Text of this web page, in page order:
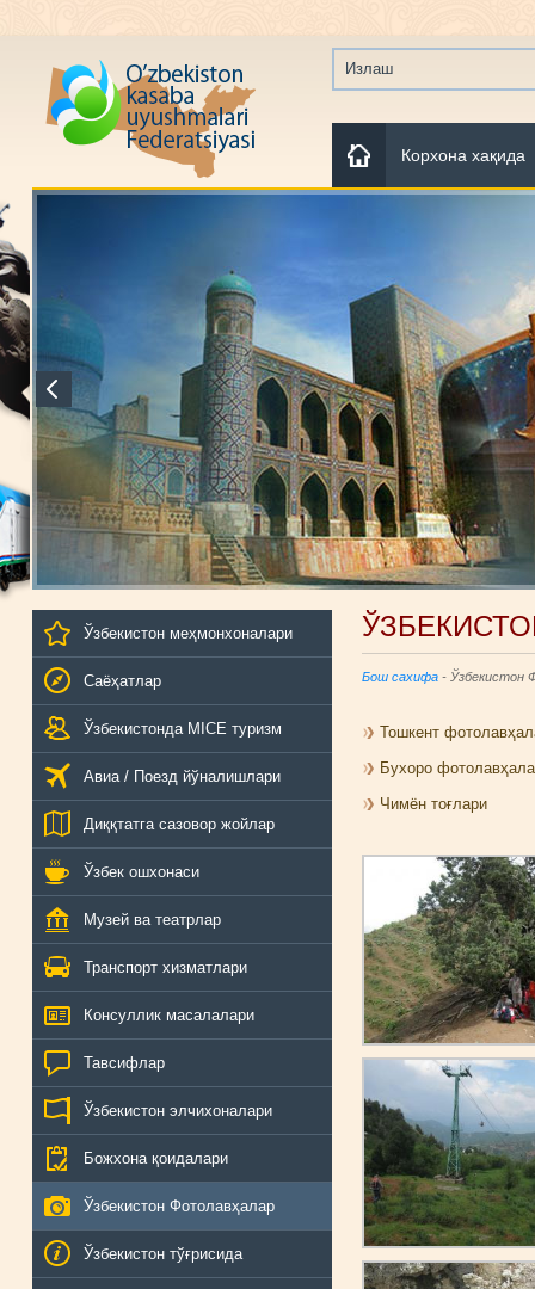
Корхона хақида
Ўзбекистон меҳмонхоналари
Саёҳатлар
Ўзбекистонда MICE туризм
Авиа / Поезд йўналишлари
Диққтатга сазовор жойлар
Ўзбек ошхонаси
Музей ва театрлар
Транспорт хизматлари
Консуллик масалалари
Тавсифлар
Ўзбекистон элчихоналари
Божхона қоидалари
Ўзбекистон Фотолавҳалар
Ўзбекистон тўғрисида
Бош сахифа - Ўзбекистон
Тошкент
Бухоро
Чимён тоғлари